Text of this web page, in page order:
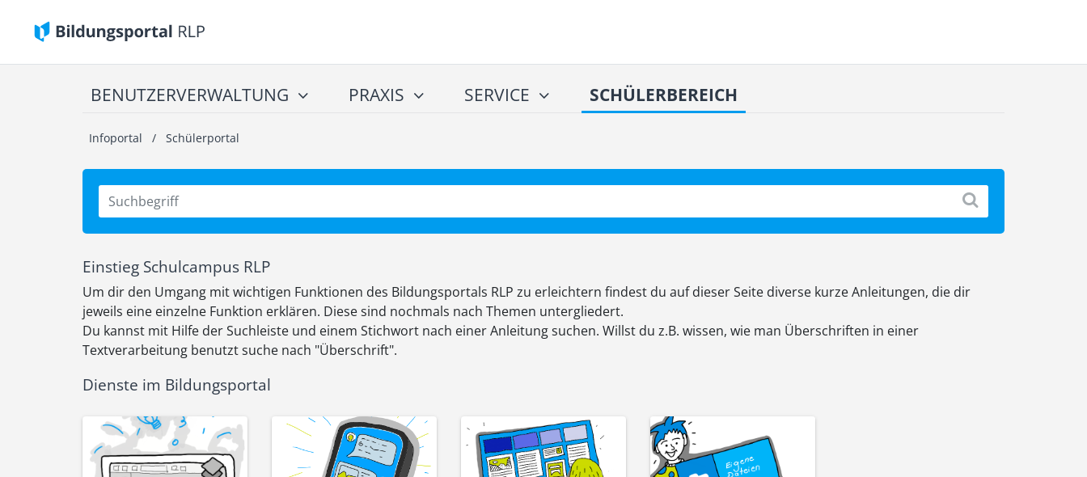
BENUTZERVERWALTUNG PRAXIS SERVICE SCHÜLERBEREICH
Infoportal / Schülerportal
Einstieg Schulcampus RLP
Um dir den Umgang mit wichtigen Funktionen des Bildungsportals RLP zu erleichtern findest du auf dieser Seite diverse kurze Anleitungen, die dir
jeweils eine einzelne Funktion erklären. Diese sind nochmals nach Themen untergliedert.
Du kannst mit Hilfe der Suchleiste und einem Stichwort nach einer Anleitung suchen. Willst du z.B. wissen, wie man Überschriften in einer
Textverarbeitung benutzt suche nach "Überschrift".
Dienste im Bildungsportal